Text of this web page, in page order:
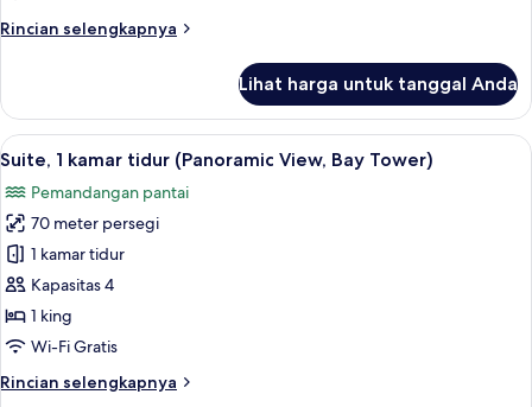
(Bay
Rincian selengkapnya
Rincian
Suite
Premium,
1
tidur
(Bay
Tower)
Lihat harga untuk tanggal Anda
Lihat
semua
foto
untuk
Suite,
1
kamar
tidur
View,
Suite, 1 kamar tidur (Panoramic
4
Suite, 1 kamar tidur (Panoramic View, Bay Tower)
Pemandangan pantai
70 meter persegi
1 kamar tidur
Kapasitas 4
1 king
Wi-Fi Gratis
Rincian selengkapnya
Rincian